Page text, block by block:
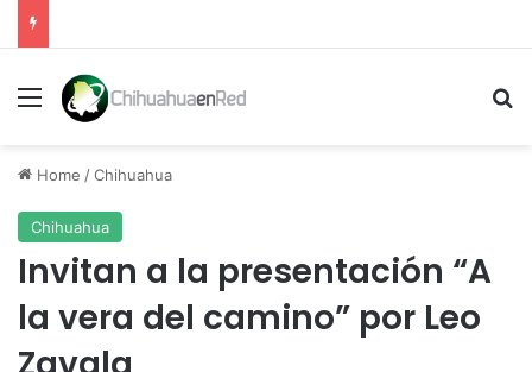
Menu
Home /Chihuahua
Chihuahua
Invitan a la presentación “A
la vera del camino” por Leo